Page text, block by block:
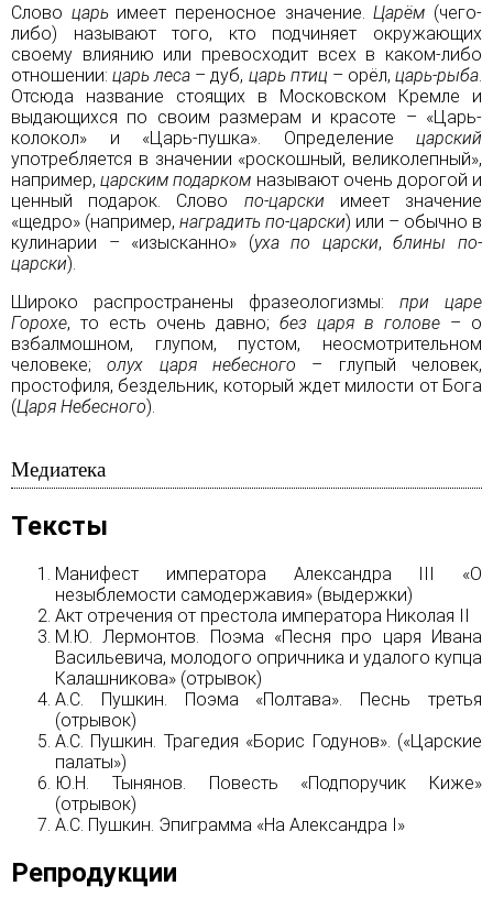
Слово царьимеет переносное значение.Царём (чего-
либо) называют того, кто подчиняет окружающих
своему влиянию или превосходит всех в каком-либо
отношении:царь леса –дуб, царь птиц – орёл,царь-рыба.
Отсюда название стоящих в Московском Кремле и
выдающихся по своим размерам и красоте – «Царь-
колокол» и «Царь-пушка». Определение царский
употребляется в значении «роскошный, великолепный»,
например,царским подарком называют очень дорогой и
ценный подарок. Слово по-царски имеет значение
«щедро» (например, наградить по-царски) или – обычно в
кулинарии – «изысканно» (ухапо царски,блины по-
царски).
Широко распространены фразеологизмы: при царе
Горохе, то есть очень давно; без царя в голове – о
взбалмошном, глупом, пустом, неосмотрительном
человеке;олух царя небесного – глупый человек,
простофиля, бездельник, который ждет милости от Бога
(Царя Небесного).
Медиатека
Тексты
Манифест императора Александра III «О
незыблемости самодержавия» (выдержки)
Акт отречения от престола императора Николая II
М.Ю. Лермонтов. Поэма «Песня про царя Ивана
Васильевича, молодого опричника и удалого купца
Калашникова» (отрывок)
А.С. Пушкин. Поэма «Полтава». Песнь третья
(отрывок)
А.С. Пушкин. Трагедия «Борис Годунов». («Царские
палаты»)
Ю.Н. Тынянов. Повесть «Подпоручик Киже»
(отрывок)
А.С. Пушкин. Эпиграмма «На Александра I»
Репродукции